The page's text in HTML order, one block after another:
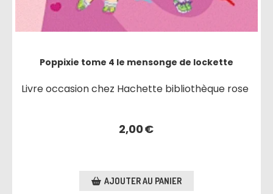
Poppixie tome 4 le mensonge de lockette
Livre occasion chez Hachette bibliothèque rose
2,00€
AJOUTER AU PANIER